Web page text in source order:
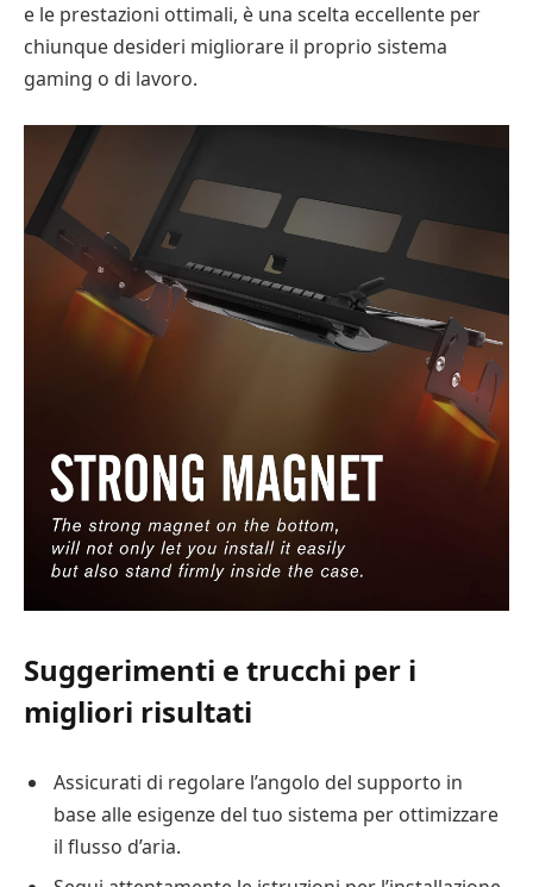
e le prestazioni ottimali, è una scelta eccellente per
chiunque desideri migliorare il proprio sistema
gaming o di lavoro.
Suggerimenti e trucchi per i
migliori risultati
Assicurati di regolare l’angolo del supporto in
base alle esigenze del tuo sistema per ottimizzare
il flusso d’aria.